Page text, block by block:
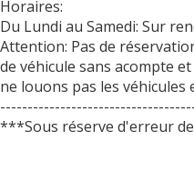
Horaires:
Du Lundi au Samedi: Sur
Attention: Pas de
de véhicule sans acompte
ne louons pas les véhicules
***Sous réserve d'erreur